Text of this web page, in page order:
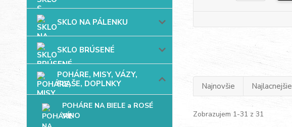
SKLO NA PÁLENKU
SKLO BRÚSENÉ
POHÁRE, MISY, VÁZY,
FĽAŠE, DOPLNKY
POHÁRE NA BIELE a ROSÉ
VÍNO
Najnovšie Najlacnejšie
Zobrazujem 1-31 z 31